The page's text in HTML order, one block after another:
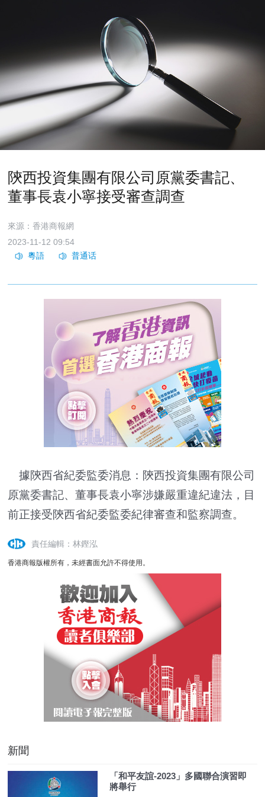
陝西投資集團有限公司原黨委書記、
董事長袁小寧接受審查調查
來源：香港商報網
2023-11-12 09:54
據陝西省紀委監委消息：陝西投資集團有限公司
原黨委書記、董事長袁小寧涉嫌嚴重違紀違法，目
前正接受陝西省紀委監委紀律審查和監察調查。
責任編輯：林鏗泓
香港商報版權所有，未經書面允許不得使用。
新聞
「和平友誼-2023」多國聯合演習即
將舉行